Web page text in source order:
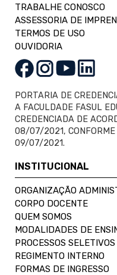
TRABALHE CONOSCO
ASSESSORIA DE
TERMOS DE USO
OUVIDORIA
PORTARIA DE
A FACULDADE FASUL
CREDENCIADA DE
08/07/2021, CONFORME
09/07/2021.
INSTITUCIONAL
ORGANIZAÇÃO
CORPO DOCENTE
QUEM SOMOS
MODALIDADES DE
PROCESSOS SELETIVOS
REGIMENTO INTERNO
FORMAS DE INGRESSO